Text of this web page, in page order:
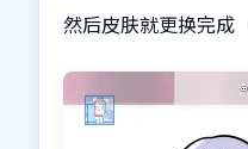
然后皮肤就更换完成